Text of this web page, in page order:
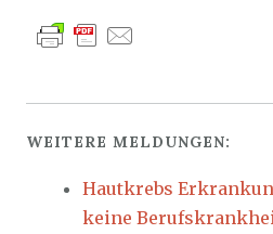
WEITERE MELDUNGEN:
Hautkrebs
keine